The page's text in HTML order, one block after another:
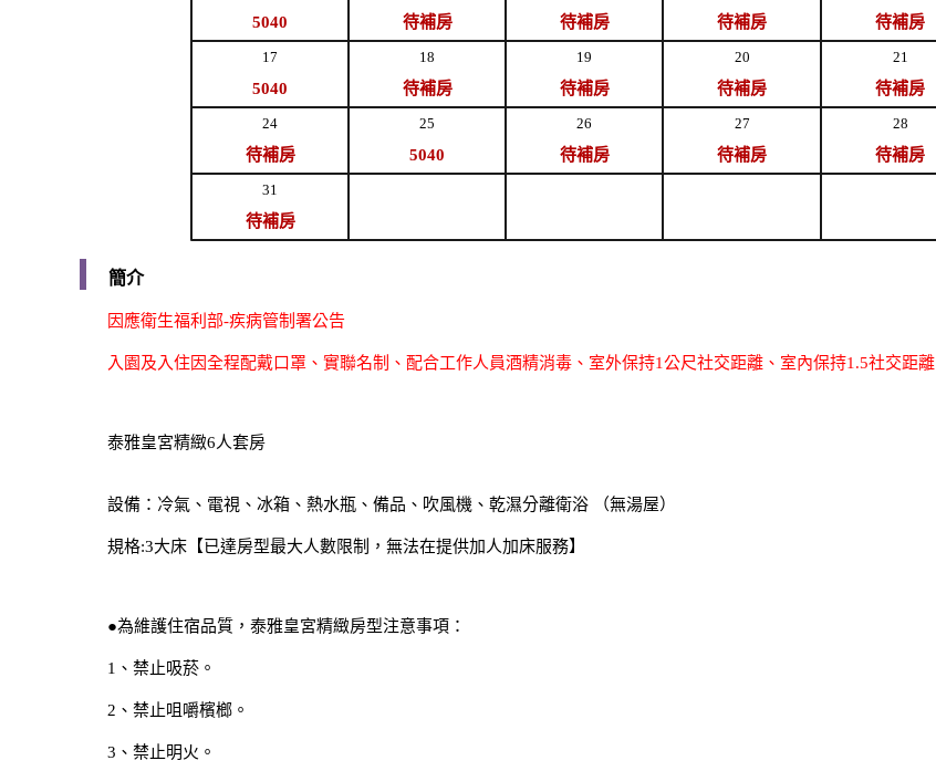
5040 待補房 待補房 待補房 待補房
17
5040
18
待補房
19
待補房
20
待補房
21
待補房
24
待補房
25
5040
26
待補房
27
待補房
28
待補房
31
待補房
簡介
因應衛生福利部-疾病管制署公告
入園及入住因全程配戴口罩、實聯名制、配合工作人員酒精消毒、室外保持1公尺社交距離、室內保持1.5社交距離
泰雅皇宮精緻6人套房
設備：冷氣、電視、冰箱、熱水瓶、備品、吹風機、乾濕分離衛浴 （無湯屋）
規格:3大床【已達房型最大人數限制，無法在提供加人加床服務】
●為維護住宿品質，泰雅皇宮精緻房型注意事項：
1、禁止吸菸。
2、禁止咀嚼檳榔。
3、禁止明火。